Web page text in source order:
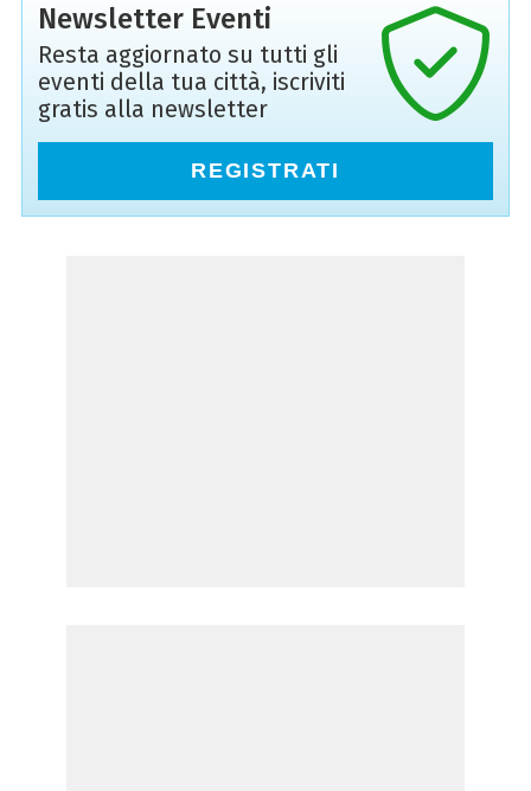
Newsletter Eventi
Resta aggiornato su tutti gli
eventi della tua città, iscriviti
gratis alla newsletter
REGISTRATI